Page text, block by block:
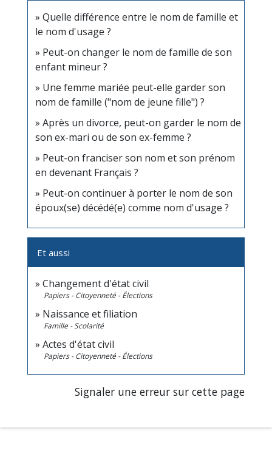
Quelle différence entre le nom de famille et
le nom d'usage ?
Peut-on changer le nom de famille de son
enfant mineur ?
Une femme mariée peut-elle garder son
nom de famille ("nom de jeune fille") ?
Après un divorce, peut-on garder le nom de
son ex-mari ou de son ex-femme ?
Peut-on franciser son nom et son prénom
en devenant Français ?
Peut-on continuer à porter le nom de son
époux(se) décédé(e) comme nom d'usage ?
Et aussi
Changement d'état civil
Papiers - Citoyenneté - Élections
Naissance et filiation
Famille - Scolarité
Actes d'état civil
Papiers - Citoyenneté - Élections
Signaler une erreur sur cette page